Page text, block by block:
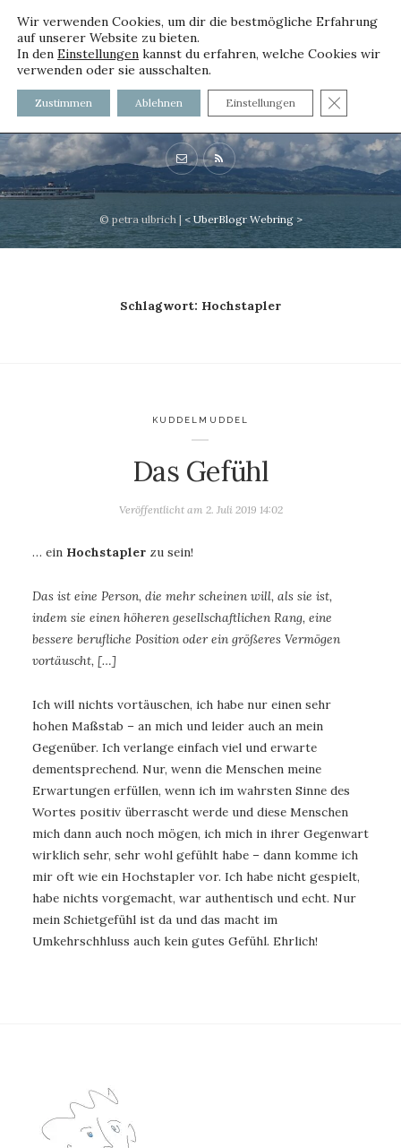
voller worte
mit und ohne Innenfutter
© petra ulbrich | < UberBlogr Webring >
Schlagwort: Hochstapler
KUDDELMUDDEL
Das Gefühl
Veröffentlicht am 2. Juli 2019 14:02
… ein Hochstapler zu sein!
Das ist eine Person, die mehr scheinen will, als sie ist,
indem sie einen höheren gesellschaftlichen Rang, eine
bessere berufliche Position oder ein größeres Vermögen
vortäuscht, […]
Ich will nichts vortäuschen, ich habe nur einen sehr
hohen Maßstab – an mich und leider auch an mein
Gegenüber. Ich verlange einfach viel und erwarte
dementsprechend. Nur, wenn die Menschen meine
Erwartungen erfüllen, wenn ich im wahrsten Sinne des
Wortes positiv überrascht werde und diese Menschen
mich dann auch noch mögen, ich mich in ihrer Gegenwart
wirklich sehr, sehr wohl gefühlt habe – dann komme ich
mir oft wie ein Hochstapler vor. Ich habe nicht gespielt,
habe nichts vorgemacht, war authentisch und echt. Nur
mein Schietgefühl ist da und das macht im
Umkehrschhluss auch kein gutes Gefühl. Ehrlich!
Wir verwenden Cookies, um dir die bestmögliche Erfahrung
auf unserer Website zu bieten.
In den Einstellungen kannst du erfahren, welche Cookies wir
verwenden oder sie ausschalten.
Zustimmen Ablehnen Einstellungen GDPR